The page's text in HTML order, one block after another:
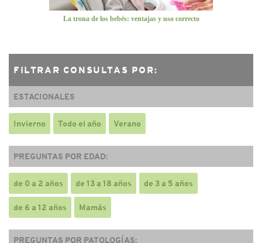
La trona de los bebés: ventajas y uso correcto
FILTRAR CONSULTAS POR:
ESTACIONALES
Invierno Todo el año Verano
PREGUNTAS POR EDAD:
de 0 a 2 años de 13 a 18 años de 3 a 5 años
de 6 a 12 años Mamás
PREGUNTAS POR PATOLOGÍAS: